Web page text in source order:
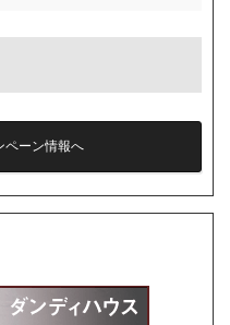
ペーン情報へ